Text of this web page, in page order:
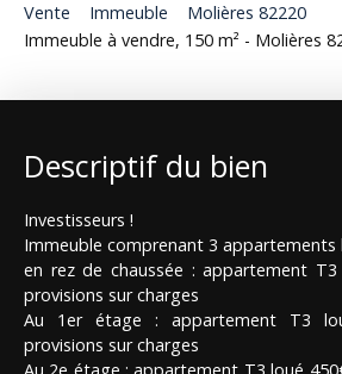
Vente Immeuble
Molières 82220
Immeuble à vendre, 150 m² - Molières
Descriptif du bien
Investisseurs !
Immeuble comprenant 3 appartements
en rez de chaussée : appartement
provisions sur charges
Au 1er étage : appartement T3
provisions sur charges